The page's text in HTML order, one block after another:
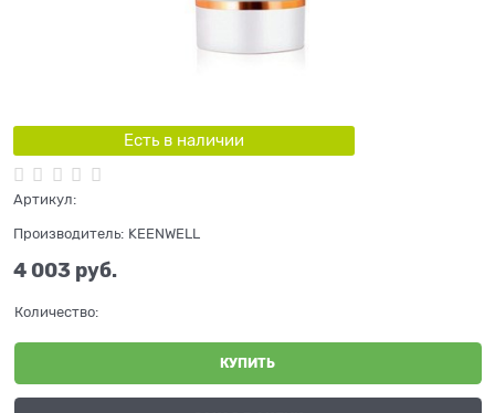
Есть в наличии
Артикул:
Производитель: KEENWELL
4 003 руб.
Количество:
КУПИТЬ